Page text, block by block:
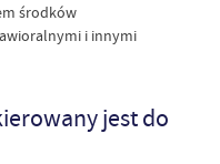
środków
i innymi
jest do